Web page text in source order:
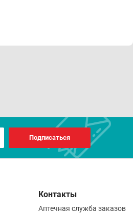
Подписаться
Контакты
Аптечная служба заказов